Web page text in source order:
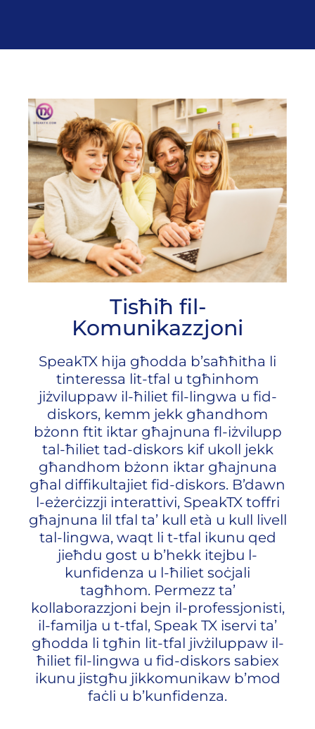
Tisħiħ fil-
Komunikazzjoni
SpeakTX hija għodda b’saħħitha li
tinteressa lit-tfal u tgħinhom
jiżviluppaw il-ħiliet fil-lingwa u fid-
diskors, kemm jekk għandhom
bżonn ftit iktar għajnuna fl-iżvilupp
tal-ħiliet tad-diskors kif ukoll jekk
għandhom bżonn iktar għajnuna
għal diffikultajiet fid-diskors. B’dawn
l-eżerċizzji interattivi, SpeakTX toffri
għajnuna lil tfal ta’ kull età u kull livell
tal-lingwa, waqt li t-tfal ikunu qed
jieħdu gost u b’hekk itejbu l-
kunfidenza u l-ħiliet soċjali
tagħhom. Permezz ta’
kollaborazzjoni bejn il-professjonisti,
il-familja u t-tfal, Speak TX iservi ta’
għodda li tgħin lit-tfal jivżiluppaw il-
ħiliet fil-lingwa u fid-diskors sabiex
ikunu jistgħu jikkomunikaw b’mod
faċli u b’kunfidenza.